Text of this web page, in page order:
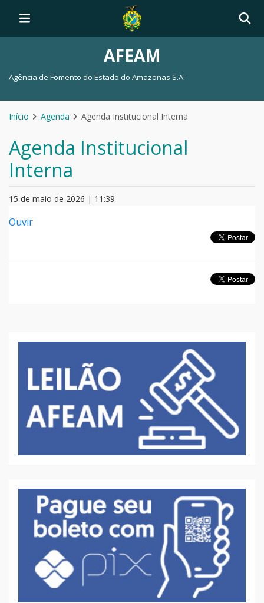
AFEAM
Agência de Fomento do Estado do Amazonas S.A.
Início Agenda Agenda Institucional Interna
Agenda Institucional
Interna
15 de maio de 2026 | 11:39
Ouvir